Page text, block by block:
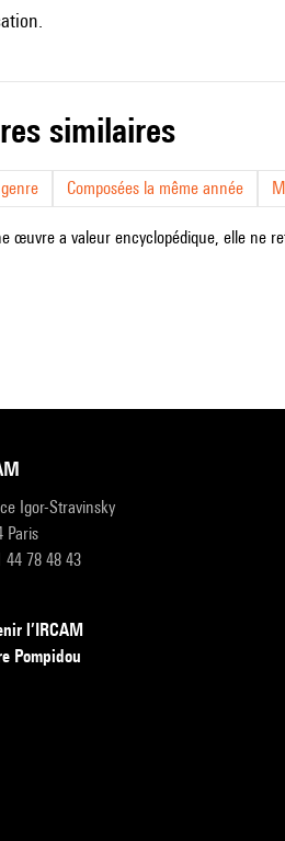
similaires
Composées la même année
œuvre a valeur encyclopédique, elle ne
Igor-Stravinsky
Paris
44 78 48 43
l’IRCAM
Pompidou